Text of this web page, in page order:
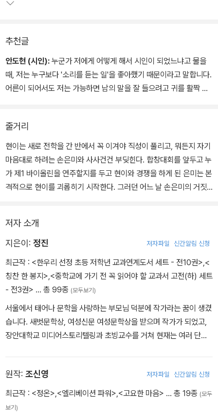
추천글
안도현 (시인): 누군가 저에게 어떻게 해서 시인이 되었느냐고 물을
때, 저는 누구보다 '소리를 듣는 일'을 좋아했기 때문이라고 말합니다.
어른이 되어서도 저는 가능하면 남의 말을 잘 들으려고 귀를 활짝 열
방법은 무엇엔가 귀를 기울이는 것에서 시작하지요. 아이에게 큰 목
소리로 제 주장만 하는 것이 마음을 전달하는 방법이 아니라는 것을
알려주세요. 가만히 귀 기울여 대화하는 힘을 기를 수 있도록, 아이와
함께 이 책을 읽으면서 다시 한 번 경청의 지혜를 되새겨주세요. 잘 들
을 줄 알아야 귀가 커지는 법이니까요.
줄거리
현이는 새로 전학을 간 반에서 꼭 이겨야 직성이 풀리고, 뭐든지 자기
마음대로 하려는 손은미와 사사건건 부딪힌다. 합창대회를 앞두고 누
가 제1 바이올린을 연주할지를 두고 현이와 경쟁을 하게 된 은미는 본
격적으로 현이를 괴롭히기 시작한다. 그러던 어느 날 손은미의 거짓
현이는 선생님으로부터 바이올린을 연주하고 싶으면 한 달 동안 반에
서 왕따 취급을 당하는 바보 정연지의 몰래도우미를 하라는 제안을
친구들과 차츰 말문을 트게 된다.
한편 엄마는 현이가 왜 몰래도우미를 하면서 까지 바이올린을 연주하
고 싶은지도 모르면서 무조건 나무라기만 한다. 할아버지는 학교와
집 양쪽에서 어려움을 겪는 현이에게 끝까지 포기하지 않고 ‘다른 사
람의 말에 귀 기울이고 대화하는 것’의 중요성을 이야기해준다.
과연 현이와 은미는 화해하고 무사히 반 합창대회를 성공시킬 수 있
하는 모습을 통해 경청의 힘을 느낄 수 있을 것이다.
저자 소개
지은이: 정진 저자파일 신간알림 신청
최근작 : <한우리 선정 초등 저학년 교과연계도서 세트 - 전10권> <
칭찬 한 봉지> <중학교에 가기 전 꼭 읽어야 할 교과서 고전(하) 세트
- 전3권> … 총 99종 (모두보기)
서울에서 태어나 문학을 사랑하는 부모님 덕분에 작가라는 꿈이 생겼
습니다. 새벗문학상, 여성신문 여성문학상을 받으며 작가가 되었고,
장안대학교 미디어스토리텔링과 초빙교수를 거쳐 현재는 여러 단체
등을 썼으며 어린이의 꿈을 돕는 좋은 글을 쓰고 싶습니다.
원작: 조신영 저자파일 신간알림 신청
최근작 : <정온> <엘리베이션 파워> <고요한 마음> … 총 19종 (모두
보기)